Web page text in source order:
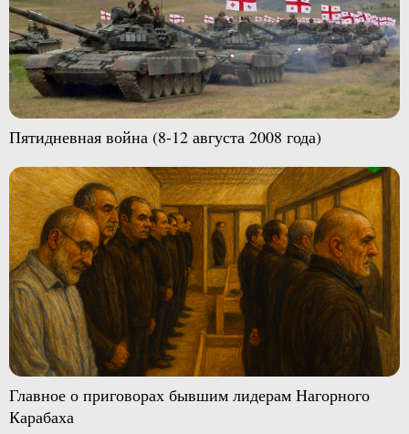
Пятидневная война (8-12 августа 2008 года)
Главное о приговорах бывшим лидерам Нагорного
Карабаха